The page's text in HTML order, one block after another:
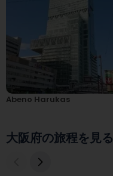
Abeno Harukas
大阪府の旅程を見る